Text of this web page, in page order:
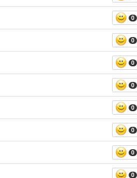
0
0
0
0
0
0
0
0